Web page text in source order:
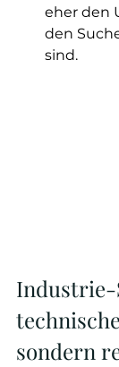
eher den
den
sind.
Industrie-
sondern